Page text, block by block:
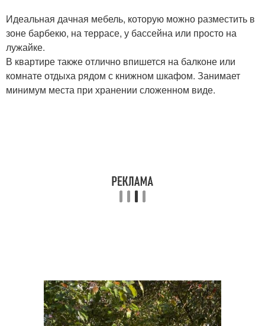
Идеальная дачная мебель, которую можно разместить в
зоне барбекю, на террасе, у бассейна или просто на
лужайке.
В квартире также отлично впишется на балконе или
комнате отдыха рядом с книжном шкафом. Занимает
минимум места при хранении сложенном виде.